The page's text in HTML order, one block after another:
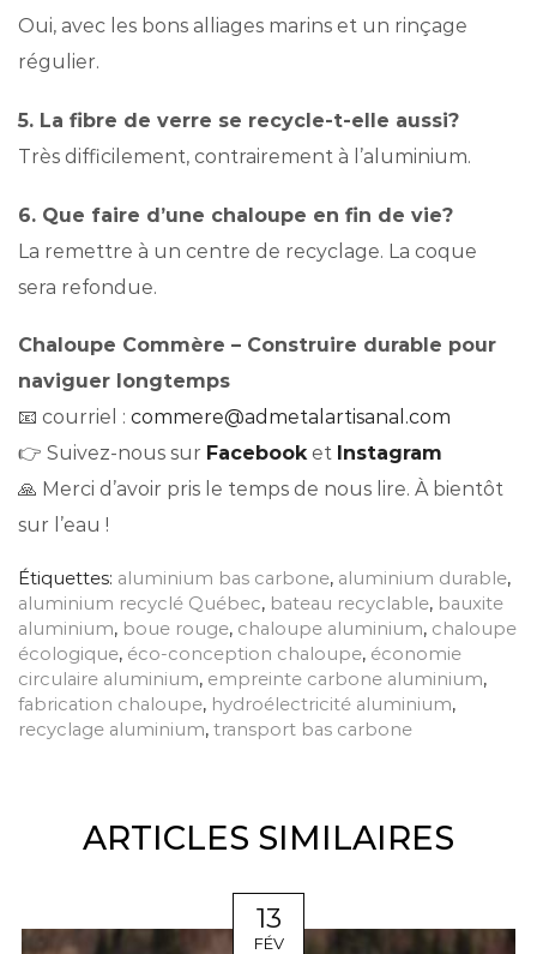
Oui, avec les bons alliages marins et un rinçage
régulier.
5. La fibre de verre se recycle-t-elle aussi?
Très difficilement, contrairement à l’aluminium.
6. Que faire d’une chaloupe en fin de vie?
La remettre à un centre de recyclage. La coque
sera refondue.
Chaloupe Commère – Construire durable pour
naviguer longtemps
📧 courriel : commere@admetalartisanal.com
👉 Suivez-nous sur Facebooket Instagram
🙏 Merci d’avoir pris le temps de nous lire. À bientôt
sur l’eau !
Étiquettes: aluminium bas carbone, aluminium durable,
aluminium recyclé Québec, bateau recyclable, bauxite
aluminium, boue rouge, chaloupe aluminium, chaloupe
écologique, éco-conception chaloupe, économie
circulaire aluminium, empreinte carbone aluminium,
fabrication chaloupe, hydroélectricité aluminium,
recyclage aluminium, transport bas carbone
ARTICLES SIMILAIRES
13
FÉV